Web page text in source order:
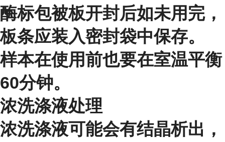
酶标包被板开封后如未用完，
板条应装入密封袋中保存。
样本在使用前也要在室温平衡
60分钟。
浓洗涤液处理
浓洗涤液可能会有结晶析出，